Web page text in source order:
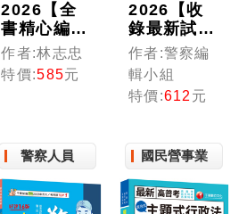
2026【全
書精心編
排，掌握關
鍵考點】中
華民國憲法
般警察人員
／升官等考
試）
作者:林志忠
特價:585元
2026【收
錄最新試
題】法學緒
論[一般警
察人員]
〔十三版〕
作者:警察編
輯小組
特價:612 元
警察人員 國民營事業